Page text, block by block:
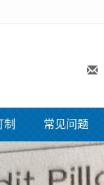
制 常见问题